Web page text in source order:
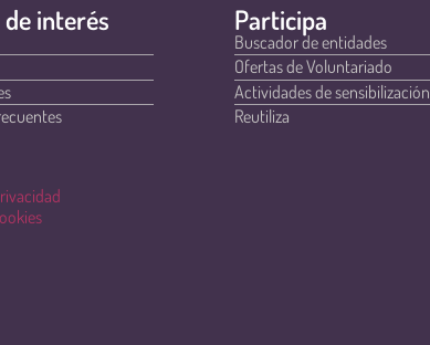
de interés Participa
Buscador de entidades
Ofertas de Voluntariado
Actividades de sensibilización
Reutiliza